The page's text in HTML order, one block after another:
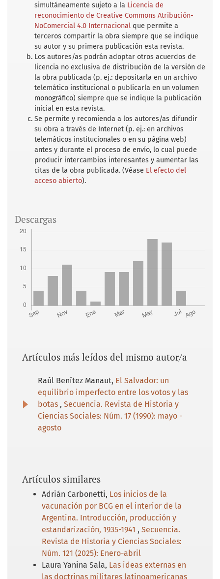
simultáneamente sujeto a la Licencia de
reconocimiento de Creative Commons Atribución-
NoComercial 4.0 Internacional que permite a
terceros compartir la obra siempre que se indique
su autor y su primera publicación esta revista.
Los autores/as podrán adoptar otros acuerdos de
licencia no exclusiva de distribución de la versión de
la obra publicada (p. ej.: depositarla en un archivo
telemático institucional o publicarla en un volumen
monográfico) siempre que se indique la publicación
inicial en esta revista.
Se permite y recomienda a los autores/as difundir
su obra a través de Internet (p. ej.: en archivos
telemáticos institucionales o en su página web)
antes y durante el proceso de envío, lo cual puede
producir intercambios interesantes y aumentar las
citas de la obra publicada. (Véase El efecto del
acceso abierto).
Descargas
Artículos más leídos del mismo autor/a
Raúl Benítez Manaut, El Salvador: un
equilibrio imperfecto entre los votos y las
botas , Secuencia. Revista de Historia y
Ciencias Sociales: Núm. 17 (1990): mayo -
agosto
Artículos similares
Adrián Carbonetti, Los inicios de la
vacunación por BCG en el interior de la
Argentina. Introducción, producción y
estandarización, 1935-1941 , Secuencia.
Revista de Historia y Ciencias Sociales:
Núm. 121 (2025): Enero-abril
Laura Yanina Sala, Las ideas externas en
las doctrinas militares latinoamericanas